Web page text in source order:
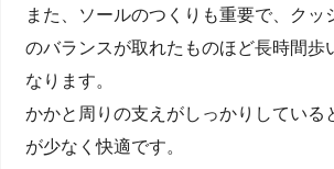
また、ソールのつくりも重要で、クッ
のバランスが取れたものほど長時間歩
なります。
かかと周りの支えがしっかりしている
が少なく快適です。